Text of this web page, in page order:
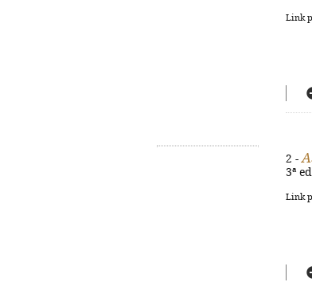
Link
2 -
3ª
Link